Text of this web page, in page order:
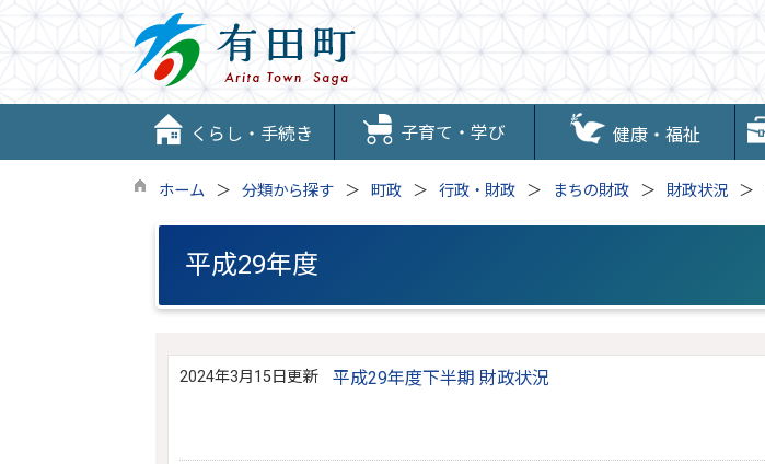
くらし・手続き 子育て・学び 健康・福祉
ホーム 分類から探す 町政 行政・財政 まちの財政 財政状況
平成29年度
2024年3月15日更新 平成29年度下半期 財政状況